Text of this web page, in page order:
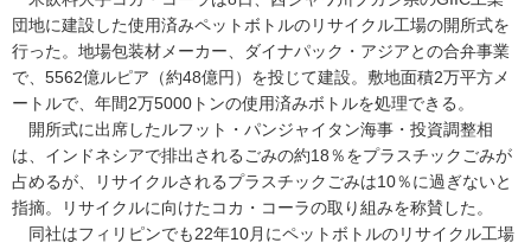
団地に建設した使用済みペットボトルのリサイクル工場の開所式を
行った。地場包装材メーカー、ダイナパック・アジアとの合弁事業
で、5562億ルピア（約48億円）を投じて建設。敷地面積2万平方メ
ートルで、年間2万5000トンの使用済みボトルを処理できる。
開所式に出席したルフット・パンジャイタン海事・投資調整相
は、インドネシアで排出されるごみの約18％をプラスチックごみが
占めるが、リサイクルされるプラスチックごみは10％に過ぎないと
指摘。リサイクルに向けたコカ・コーラの取り組みを称賛した。
同社はフィリピンでも22年10月にペットボトルのリサイクル工場